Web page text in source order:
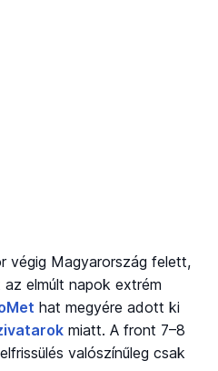
végig Magyarország felett,
elmúlt napok extrém
hat megyére adott ki
miatt. A front 7–8
valószínűleg csak